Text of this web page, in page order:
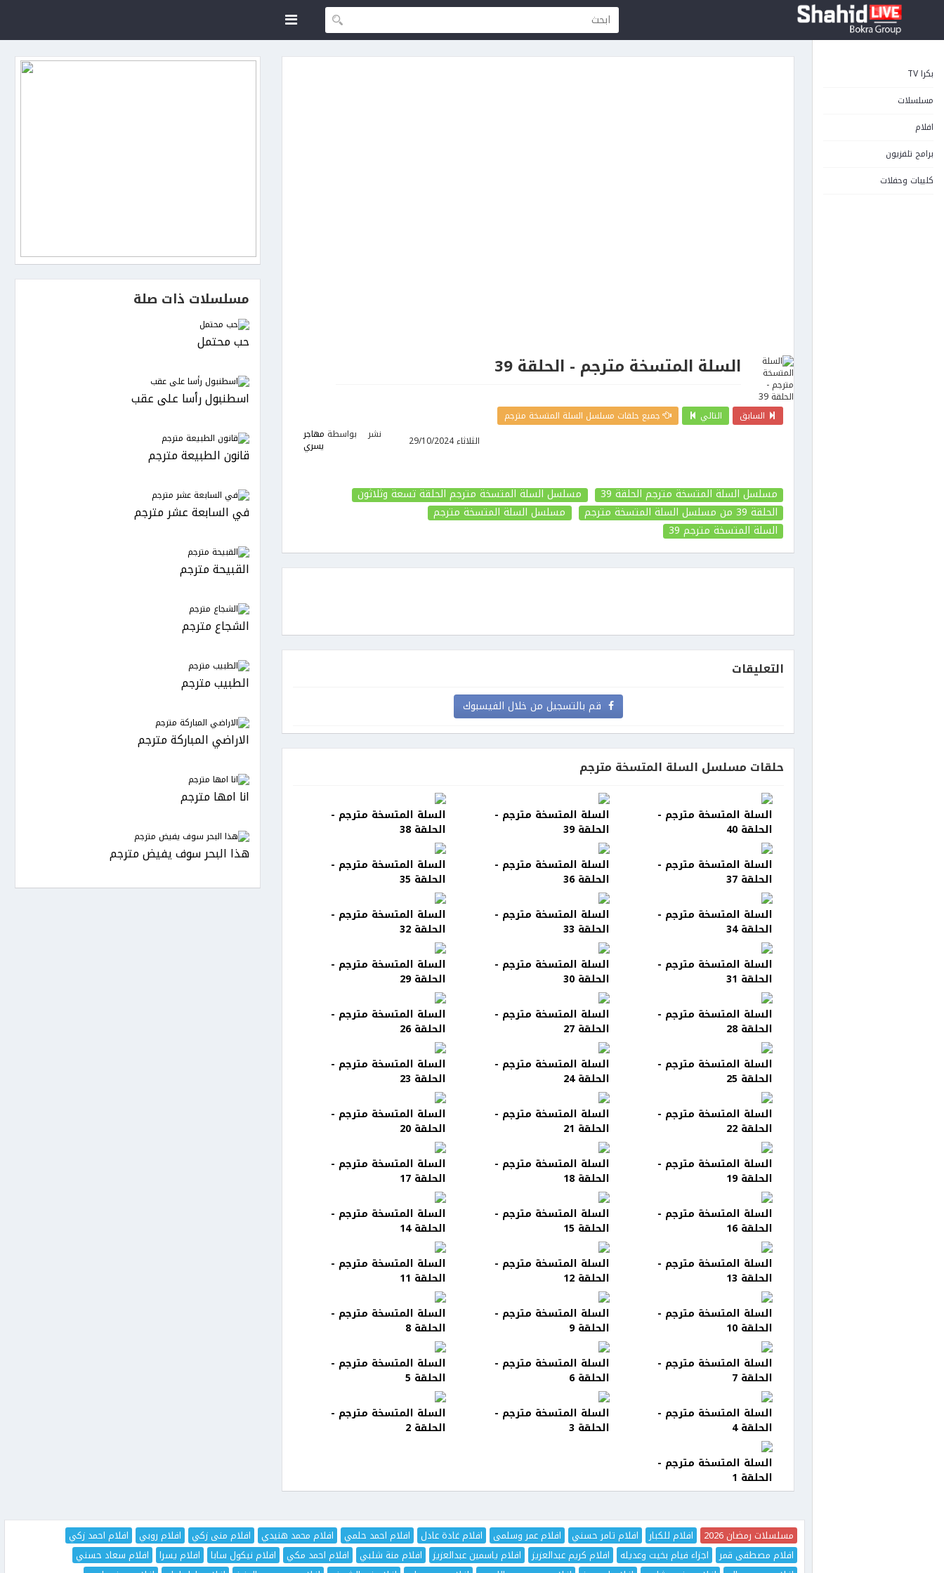
بكرا TV
مسلسلات
افلام
برامج تلفزيون
كليبات وحفلات
السلة المتسخة مترجم - الحلقة 39
السابق التالي
جميع حلقات مسلسل السلة المتسخة مترجم
نشر
الثلاثاء 29/10/2024 بواسطة مهاجر
يسري
مسلسل السلة المتسخة مترجم الحلقة 39
مسلسل السلة المتسخة مترجم الحلقة تسعة وثلاثون
الحلقة 39
من مسلسل السلة المتسخة مترجم
مسلسل السلة المتسخة مترجم
السلة المتسخة مترجم 39
التعليقات
قم بالتسجيل من خلال الفيسبوك
حلقات مسلسل السلة المتسخة مترجم
السلة المتسخة مترجم -
الحلقة 40
السلة المتسخة مترجم -
الحلقة 39
السلة المتسخة مترجم -
الحلقة 38
السلة المتسخة مترجم -
الحلقة 37
السلة المتسخة مترجم -
الحلقة 36
السلة المتسخة مترجم -
الحلقة 35
السلة المتسخة مترجم -
الحلقة 34
السلة المتسخة مترجم -
الحلقة 33
السلة المتسخة مترجم -
الحلقة 32
السلة المتسخة مترجم -
الحلقة 31
السلة المتسخة مترجم -
الحلقة 30
السلة المتسخة مترجم -
الحلقة 29
السلة المتسخة مترجم -
الحلقة 28
السلة المتسخة مترجم -
الحلقة 27
السلة المتسخة مترجم -
الحلقة 26
السلة المتسخة مترجم -
الحلقة 25
السلة المتسخة مترجم -
الحلقة 24
السلة المتسخة مترجم -
الحلقة 23
السلة المتسخة مترجم -
الحلقة 22
السلة المتسخة مترجم -
الحلقة 21
السلة المتسخة مترجم -
الحلقة 20
السلة المتسخة مترجم -
الحلقة 19
السلة المتسخة مترجم -
الحلقة 18
السلة المتسخة مترجم -
الحلقة 17
السلة المتسخة مترجم -
الحلقة 16
السلة المتسخة مترجم -
الحلقة 15
السلة المتسخة مترجم -
الحلقة 14
السلة المتسخة مترجم -
الحلقة 13
السلة المتسخة مترجم -
الحلقة 12
السلة المتسخة مترجم -
الحلقة 11
السلة المتسخة مترجم -
الحلقة 10
السلة المتسخة مترجم -
الحلقة 9
السلة المتسخة مترجم -
الحلقة 8
السلة المتسخة مترجم -
الحلقة 7
السلة المتسخة مترجم -
الحلقة 6
السلة المتسخة مترجم -
الحلقة 5
السلة المتسخة مترجم -
الحلقة 4
السلة المتسخة مترجم -
الحلقة 3
السلة المتسخة مترجم -
الحلقة 2
السلة المتسخة مترجم -
الحلقة 1
مسلسلات ذات صلة
حب محتمل
اسطنبول رأسا على عقب
قانون الطبيعة مترجم
في السابعة عشر مترجم
القبيحة مترجم
الشجاع مترجم
الطبيب مترجم
الاراضي المباركة مترجم
انا امها مترجم
هذا البحر سوف يفيض مترجم
مسلسلات رمضان 2026 افلام للكبار افلام تامر حسني افلام عمر وسلمى افلام غادة عادل افلام احمد حلمي افلام محمد هنيدي افلام منى زكي افلام روبي
افلام احمد زكي
افلام مصطفى قمر
اجزاء فيام بخيت وعديله افلام كريم عبدالعزيز افلام ياسمين عبدالعزيز افلام منة شلبي افلام احمد مكي افلام نيكول سابا افلام يسرا
افلام سعاد حسني